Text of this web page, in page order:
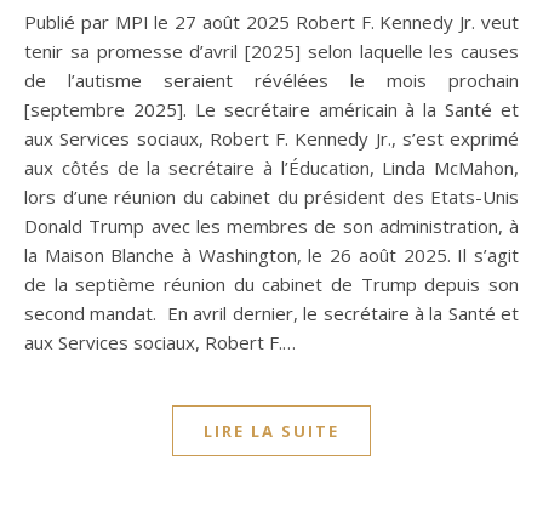
Publié par MPI le 27 août 2025 Robert F. Kennedy Jr. veut
tenir sa promesse d’avril [2025] selon laquelle les causes
de l’autisme seraient révélées le mois prochain
[septembre 2025]. Le secrétaire américain à la Santé et
aux Services sociaux, Robert F. Kennedy Jr., s’est exprimé
aux côtés de la secrétaire à l’Éducation, Linda McMahon,
lors d’une réunion du cabinet du président des Etats-Unis
Donald Trump avec les membres de son administration, à
la Maison Blanche à Washington, le 26 août 2025. Il s’agit
de la septième réunion du cabinet de Trump depuis son
second mandat. En avril dernier, le secrétaire à la Santé et
aux Services sociaux, Robert F.…
LIRE LA SUITE